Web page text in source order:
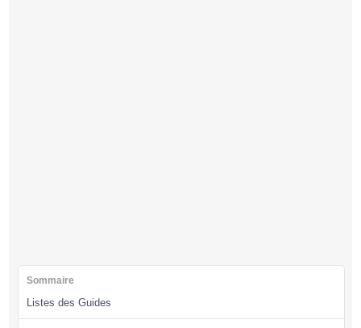
Sommaire
Listes des Guides